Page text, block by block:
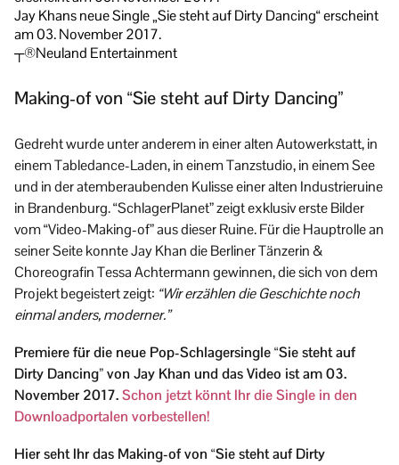
Jay Khans neue Single „Sie steht auf Dirty Dancing“ erscheint
am 03. November 2017.
┬®Neuland Entertainment
Making-of von “Sie steht auf Dirty Dancing”
Gedreht wurde unter anderem in einer alten Autowerkstatt, in
einem Tabledance-Laden, in einem Tanzstudio, in einem See
und in der atemberaubenden Kulisse einer alten Industrieruine
in Brandenburg. “SchlagerPlanet” zeigt exklusiv erste Bilder
vom “Video-Making-of” aus dieser Ruine. Für die Hauptrolle an
seiner Seite konnte Jay Khan die Berliner Tänzerin &
Choreografin Tessa Achtermann gewinnen, die sich von dem
Projekt begeistert zeigt: “Wir erzählen die Geschichte noch
einmal anders, moderner.”
Premiere für die neue Pop-Schlagersingle “Sie steht auf
Dirty Dancing” von Jay Khan und das Video ist am 03.
November 2017.Schon jetzt könnt Ihr die Single in den
Downloadportalen vorbestellen!
Hier seht Ihr das Making-of von “Sie steht auf Dirty